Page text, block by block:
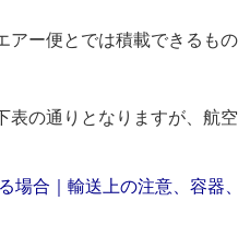
アー便とでは積載できるも
表の通りとなりますが、航
場合｜輸送上の注意、容器